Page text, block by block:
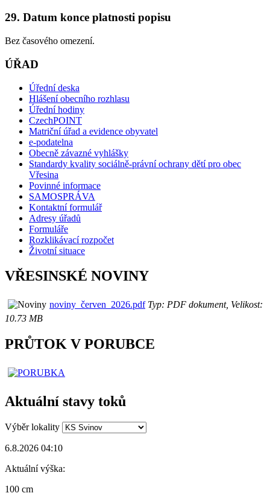
29. Datum konce platnosti popisu
Bez časového omezení.
ÚŘAD
Úřední deska
Hlášení obecního rozhlasu
Úřední hodiny
CzechPOINT
Matriční úřad a evidence obyvatel
e-podatelna
Obecně závazné vyhlášky
Standardy kvality sociálně-právní ochrany dětí pro obec
Vřesina
Povinné informace
SAMOSPRÁVA
Kontaktní formulář
Adresy úřadů
Formuláře
Rozklikávací rozpočet
Životní situace
VŘESINSKÉ NOVINY
noviny_červen_2026.pdfTyp: PDF dokument, Velikost:
10.73 MB
PRŮTOK V PORUBCE
Aktuální stavy toků
Výběr lokality
6.8.2026 04:10
Aktuální výška:
100 cm